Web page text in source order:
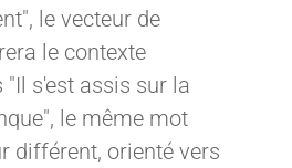
le vecteur de
le contexte
"Il s'est assis sur la
le même mot
différent, orienté vers